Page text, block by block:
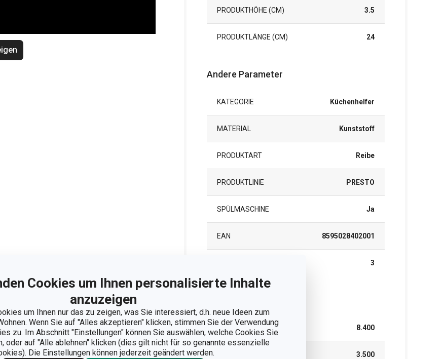
Cookies um Ihnen personalisierte Inhalte
anzuzeigen
um Ihnen nur das zu zeigen, was Sie interessiert, d.h. neue Ideen zum
Wenn Sie auf "Alles akzeptieren" klicken, stimmen Sie der Verwendung
zu. Im Abschnitt "Einstellungen" können Sie auswählen, welche Cookies Sie
oder auf "Alle ablehnen" klicken (dies gilt nicht für so genannte essenzielle
Die Einstellungen können jederzeit geändert werden.
PRODUKTHÖHE (CM) 3.5
PRODUKTLÄNGE (CM) 24
Andere Parameter
KATEGORIE Küchenhelfer
MATERIAL Kunststoff
PRODUKTART Reibe
PRODUKTLINIE PRESTO
SPÜLMASCHINE Ja
EAN 8595028402001
3
BREITE (CM) 8.400
3.500